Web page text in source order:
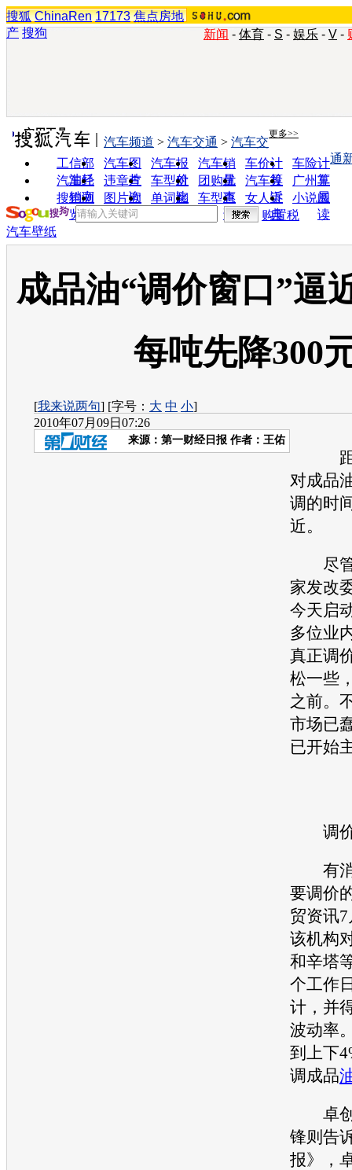
搜狐 ChinaRen 17173 焦点房地
产 搜狗 新闻 - 体育 - S - 娱乐 - V -
实用工具 更多>>
工信部
油耗
汽车图
片
汽车报
价
汽车销
量
车价计
算
车险计
算
汽车经
销商
违章查
询
车型对
比
团购优
惠
汽车投
诉
广州车
展
搜狗浏
览器
图片欣
赏
单词翻
车型查
询
女人宝
典
小说阅
读
汽车频道 > 汽车交通 > 汽车交
通
购置税
汽车壁纸
成品油“调价窗口”逼
每吨先降300
[我来说两句] [字号： 大 中 小]
2010年07月09日07:26
来源： 第一财经日报 作者：王佑
距离
对成品
调的时
近。
尽管
家发改
今天启
多位业
真正调
松一些
之前。
市场已
已开始
调价
有消
要调价
贸资讯
该机构
和辛塔
个工作
计，并
波动率
到上下
调成品
卓创
锋则告
报》，